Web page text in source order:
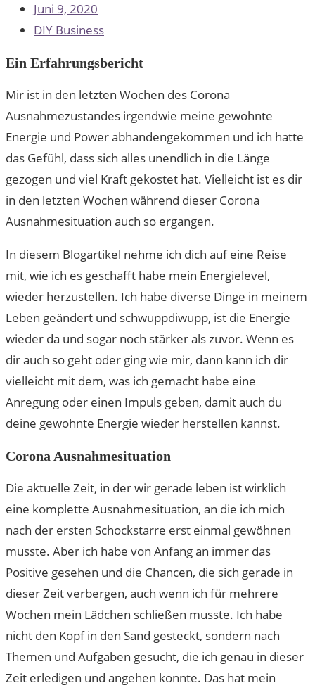
Juni 9, 2020
DIY Business
Ein Erfahrungsbericht
Mir ist in den letzten Wochen des Corona
Ausnahmezustandes irgendwie meine gewohnte
Energie und Power abhandengekommen und ich hatte
das Gefühl, dass sich alles unendlich in die Länge
gezogen und viel Kraft gekostet hat. Vielleicht ist es dir
in den letzten Wochen während dieser Corona
Ausnahmesituation auch so ergangen.
In diesem Blogartikel nehme ich dich auf eine Reise
mit, wie ich es geschafft habe mein Energielevel,
wieder herzustellen. Ich habe diverse Dinge in meinem
Leben geändert und schwuppdiwupp, ist die Energie
wieder da und sogar noch stärker als zuvor. Wenn es
dir auch so geht oder ging wie mir, dann kann ich dir
vielleicht mit dem, was ich gemacht habe eine
Anregung oder einen Impuls geben, damit auch du
deine gewohnte Energie wieder herstellen kannst.
Corona Ausnahmesituation
Die aktuelle Zeit, in der wir gerade leben ist wirklich
eine komplette Ausnahmesituation, an die ich mich
nach der ersten Schockstarre erst einmal gewöhnen
musste. Aber ich habe von Anfang an immer das
Positive gesehen und die Chancen, die sich gerade in
dieser Zeit verbergen, auch wenn ich für mehrere
Wochen mein Lädchen schließen musste. Ich habe
nicht den Kopf in den Sand gesteckt, sondern nach
Themen und Aufgaben gesucht, die ich genau in dieser
Zeit erledigen und angehen konnte. Das hat mein